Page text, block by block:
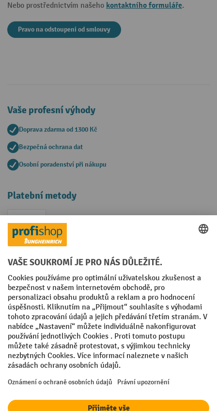
Nebo prostřednictvím našeho kontaktního formuláře.
Pravo na odstoupeni od smlouvy
Vaše profesní výhody
Doprava zdarma od 1300 Kč
Bezpečná ochrana dat
Osobní poradenství při nákupu
Platební metody
Faktura
Sociální sítě
Facebook
YouTubeLinkedIn
VODP Otisk
Prohlášení o ochraně osobních údajů
Nastavení ochrany osobních údajů
All prices excl. VAT plusshipping costsand possible delivery charges,